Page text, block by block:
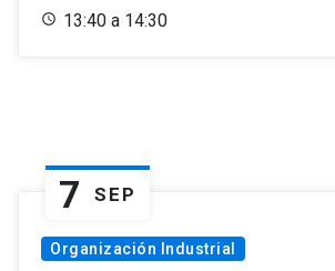
13:40 a 14:30
7 SEP
Organización Industrial